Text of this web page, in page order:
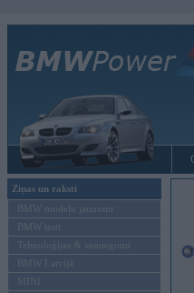
Ziņas un raksti
BMW modeļu jaunumi
BMW testi
Tehnoloģijas & sasniegumi
BMW Latvijā
MINI